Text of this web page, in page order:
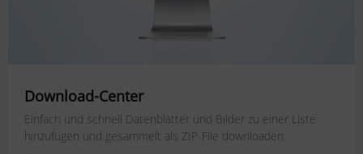
Download-Center
Einfach und schnell Datenblätter und Bilder zu einer Liste
hinzufügen und gesammelt als ZIP-File downloaden.